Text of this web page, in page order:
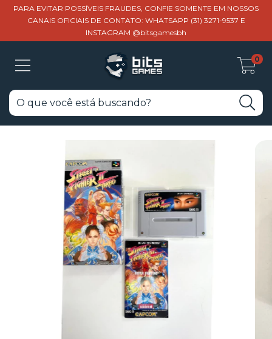
PARA EVITAR POSSÍVEIS FRAUDES, CONFIE SOMENTE EM NOSSOS
CANAIS OFICIAIS DE CONTATO: WHATSAPP (31) 3271-9537 E
INSTAGRAM @bitsgamesbh
0